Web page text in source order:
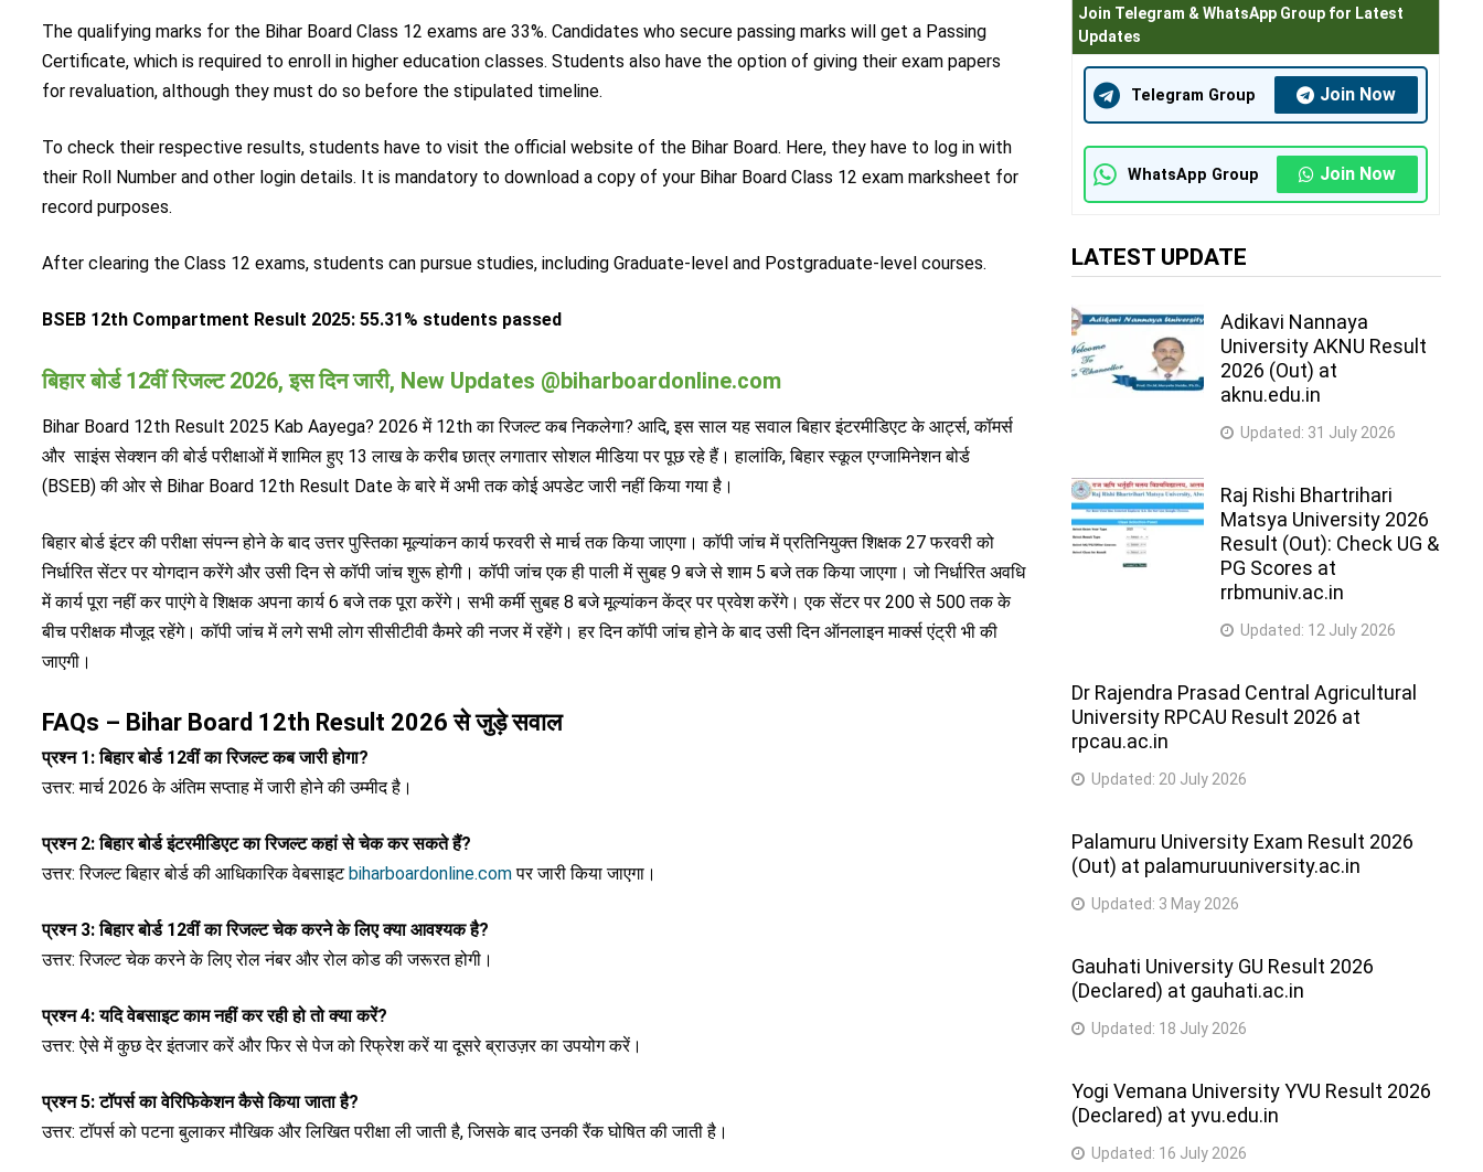
The qualifying marks for the Bihar Board Class 12 exams are 33%. Candidates who secure passing marks will get a Passing
Certificate, which is required to enroll in higher education classes. Students also have the option of giving their exam papers
for revaluation, although they must do so before the stipulated timeline.
To check their respective results, students have to visit the official website of the Bihar Board. Here, they have to log in with
their Roll Number and other login details. It is mandatory to download a copy of your Bihar Board Class 12 exam marksheet for
record purposes.
After clearing the Class 12 exams, students can pursue studies, including Graduate-level and Postgraduate-level courses.
BSEB 12th Compartment Result 2025: 55.31% students passed
बिहार बोर्ड 12वीं रिजल्ट 2026, इस दिन जारी, New Updates @biharboardonline.com
Bihar Board 12th Result 2025 Kab Aayega? 2026 में 12th का रिजल्ट कब निकलेगा? आदि, इस साल यह सवाल बिहार इंटरमीडिएट के आर्ट्स, कॉमर्स
औरसाइंससेक्शन की बोर्ड परीक्षाओं में शामिल हुए 13 लाख के करीब छात्र लगातार सोशल मीडिया पर पूछ रहे हैं। हालांकि, बिहार स्कूल एग्जामिनेशन बोर्ड
(BSEB) की ओर से Bihar Board 12th Result Date के बारे में अभी तक कोई अपडेट जारी नहीं किया गया है।
बिहार बोर्ड इंटर की परीक्षा संपन्न होने के बाद उत्तर पुस्तिका मूल्यांकन कार्य फरवरी से मार्च तक किया जाएगा। काॅपी जांच में प्रतिनियुक्त शिक्षक 27 फरवरी को
निर्धारित सेंटर पर योगदान करेंगे और उसी दिन से कॉपी जांच शुरू होगी। कॉपी जांच एक ही पाली में सुबह 9 बजे से शाम 5 बजे तक किया जाएगा। जो निर्धारित अवधि
में कार्य पूरा नहीं कर पाएंगे वे शिक्षक अपना कार्य 6 बजे तक पूरा करेंगे। सभी कर्मी सुबह 8 बजे मूल्यांकन केंद्र पर प्रवेश करेंगे। एक सेंटर पर 200 से 500 तक के
बीच परीक्षक मौजूद रहेंगे। कॉपी जांच में लगे सभी लोग सीसीटीवी कैमरे की नजर में रहेंगे। हर दिन कॉपी जांच होने के बाद उसी दिन ऑनलाइन मार्क्स एंट्री भी की
जाएगी।
FAQs – Bihar Board 12th Result 2026 से जुड़े सवाल
प्रश्न 1: बिहार बोर्ड 12वीं का रिजल्ट कब जारी होगा?
उत्तर: मार्च 2026 के अंतिम सप्ताह में जारी होने की उम्मीद है।
प्रश्न 2: बिहार बोर्ड इंटरमीडिएट का रिजल्ट कहां से चेक कर सकते हैं?
उत्तर: रिजल्ट बिहार बोर्ड की आधिकारिक वेबसाइटbiharboardonline.comपर जारी किया जाएगा।
प्रश्न 3: बिहार बोर्ड 12वीं का रिजल्ट चेक करने के लिए क्या आवश्यक है?
उत्तर: रिजल्ट चेक करने के लिए रोल नंबर और रोल कोड की जरूरत होगी।
प्रश्न 4: यदि वेबसाइट काम नहीं कर रही हो तो क्या करें?
उत्तर: ऐसे में कुछ देर इंतजार करें और फिर से पेज को रिफ्रेश करें या दूसरे ब्राउज़र का उपयोग करें।
प्रश्न 5: टॉपर्स का वेरिफिकेशन कैसे किया जाता है?
उत्तर: टॉपर्स को पटना बुलाकर मौखिक और लिखित परीक्षा ली जाती है, जिसके बाद उनकी रैंक घोषित की जाती है।
Join Telegram & WhatsApp Group for Latest
Updates
Telegram Group Join Now
WhatsApp Group Join Now
LATEST UPDATE
Adikavi Nannaya
University AKNU Result
2026 (Out) at
aknu.edu.in
Updated: 31 July 2026
Raj Rishi Bhartrihari
Matsya University 2026
Result (Out): Check UG &
PG Scores at
rrbmuniv.ac.in
Updated: 12 July 2026
Dr Rajendra Prasad Central Agricultural
University RPCAU Result 2026 at
rpcau.ac.in
Updated: 20 July 2026
Palamuru University Exam Result 2026
(Out) at palamuruuniversity.ac.in
Updated: 3 May 2026
Gauhati University GU Result 2026
(Declared) at gauhati.ac.in
Updated: 18 July 2026
Yogi Vemana University YVU Result 2026
(Declared) at yvu.edu.in
Updated: 16 July 2026